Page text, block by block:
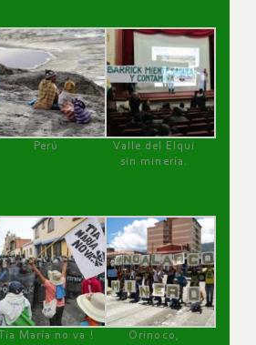
Perú
Valle del Elqui
sin minería.
Tía María no va ! Orinoco,